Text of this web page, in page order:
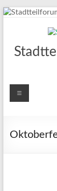
Zum
Menü